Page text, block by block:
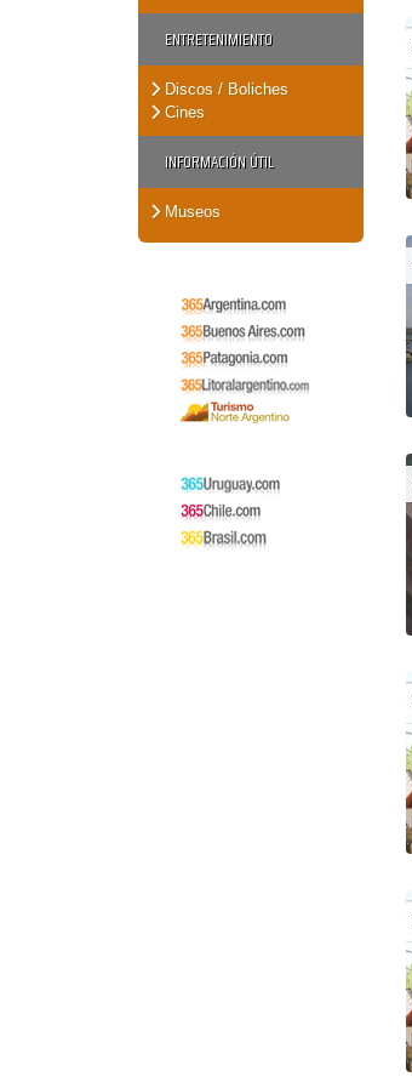
ENTRETENIMIENTO
Discos / Boliches
Cines
INFORMACIÓN ÚTIL
Museos